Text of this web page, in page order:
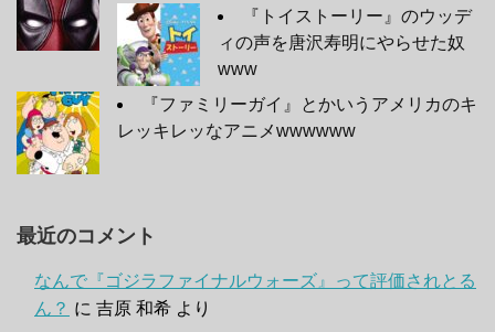
『トイストーリー』のウッデ
ィの声を唐沢寿明にやらせた奴
www
『ファミリーガイ』とかいうアメリカのキ
レッキレッなアニメwwwwww
最近のコメント
なんで『ゴジラファイナルウォーズ』って評価されとる
ん？ に 吉原 和希 より